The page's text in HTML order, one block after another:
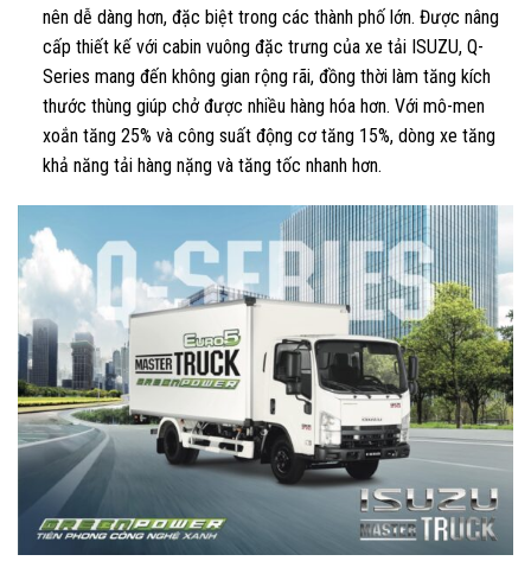
nên dễ dàng hơn, đặc biệt trong các thành phố lớn. Được nâng
cấp thiết kế với cabin vuông đặc trưng của xe tải ISUZU, Q-
Series mang đến không gian rộng rãi, đồng thời làm tăng kích
thước thùng giúp chở được nhiều hàng hóa hơn. Với mô-men
xoắn tăng 25% và công suất động cơ tăng 15%, dòng xe tăng
khả năng tải hàng nặng và tăng tốc nhanh hơn.